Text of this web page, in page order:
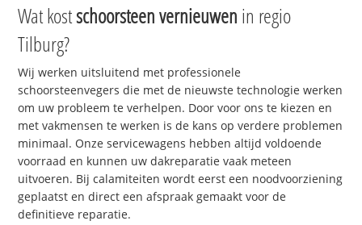
Wat kostschoorsteen vernieuwen in regio
Tilburg?
Wij werken uitsluitend met professionele
schoorsteenvegers die met de nieuwste technologie werken
om uw probleem te verhelpen. Door voor ons te kiezen en
met vakmensen te werken is de kans op verdere problemen
minimaal. Onze servicewagens hebben altijd voldoende
voorraad en kunnen uw dakreparatie vaak meteen
uitvoeren. Bij calamiteiten wordt eerst een noodvoorziening
geplaatst en direct een afspraak gemaakt voor de
definitieve reparatie.